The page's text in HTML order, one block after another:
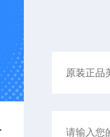
法分享